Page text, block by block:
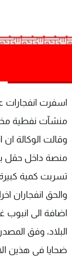
اسفرت انفجارات
منشآت نفطية
وقالت الوكالة ان
منصة داخل حقل
تسربت كمية
والحق انفجاران
اضافة الى
البلاد، وفق
ضحايا في هذين
الترددات
الإنـتـاج
لاعلاناتكم